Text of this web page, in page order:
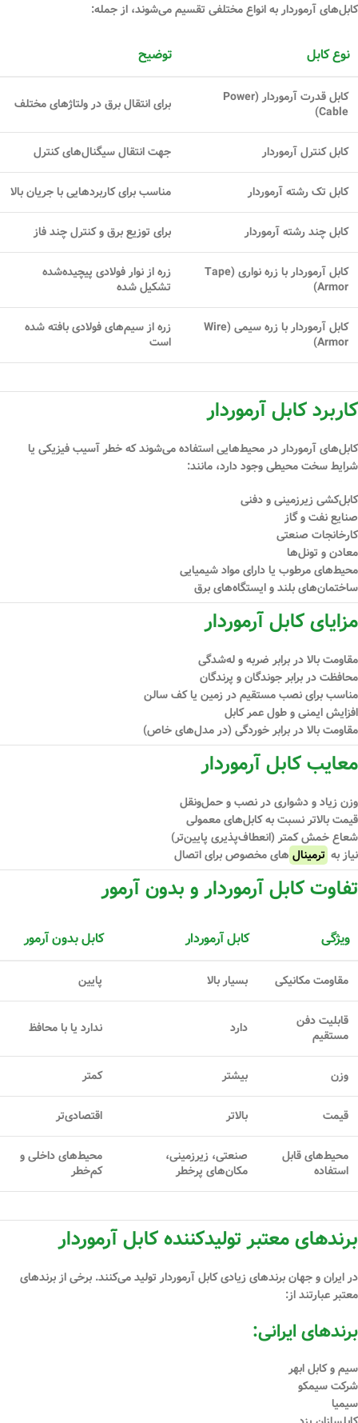
کابل‌های آرموردار به انواع مختلفی تقسیم می‌شوند، از جمله:
نوع کابل توضیح
کابل قدرت آرموردار (Power
Cable)
برای انتقال برق در ولتاژهای مختلف
کابل کنترل آرموردار جهت انتقال سیگنال‌های کنترل
کابل تک رشته آرموردار مناسب برای کاربردهایی با جریان بالا
کابل چند رشته آرموردار برای توزیع برق و کنترل چند فاز
کابل آرموردار با زره نواری (Tape
Armor)
زره از نوار فولادی پیچیده‌شده
تشکیل شده
کابل آرموردار با زره سیمی (Wire
Armor)
زره از سیم‌های فولادی بافته شده
است
کاربرد کابل آرموردار
کابل‌های آرموردار در محیط‌هایی استفاده می‌شوند که خطر آسیب فیزیکی یا
شرایط سخت محیطی وجود دارد، مانند:
کابل‌کشی زیرزمینی و دفنی
صنایع نفت و گاز
کارخانجات صنعتی
معادن و تونل‌ها
محیط‌های مرطوب یا دارای مواد شیمیایی
ساختمان‌های بلند و ایستگاه‌های برق
مزایای کابل آرموردار
مقاومت بالا در برابر ضربه و له‌شدگی
محافظت در برابر جوندگان و پرندگان
مناسب برای نصب مستقیم در زمین یا کف سالن
افزایش ایمنی و طول عمر کابل
مقاومت بالا در برابر خوردگی (در مدل‌های خاص)
معایب کابل آرموردار
وزن زیاد و دشواری در نصب و حمل‌ونقل
قیمت بالاتر نسبت به کابل‌های معمولی
شعاع خمش کمتر (انعطاف‌پذیری پایین‌تر)
نیاز به ترمینال ‌های مخصوص برای اتصال
تفاوت کابل آرموردار و بدون آرمور
ویژگی کابل آرموردار کابل بدون آرمور
مقاومت مکانیکی بسیار بالا پایین
قابلیت دفن
مستقیم
دارد ندارد یا با محافظ
وزن بیشتر کمتر
قیمت بالاتر اقتصادی‌تر
محیط‌های قابل
استفاده
صنعتی، زیرزمینی،
مکان‌های پرخطر
محیط‌های داخلی و
کم‌خطر
برندهای معتبر تولیدکننده کابل آرموردار
در ایران و جهان برندهای زیادی کابل آرموردار تولید می‌کنند. برخی از برندهای
معتبر عبارتند از:
برندهای ایرانی:
سیم و کابل ابهر
شرکت سیمکو
سیمیا